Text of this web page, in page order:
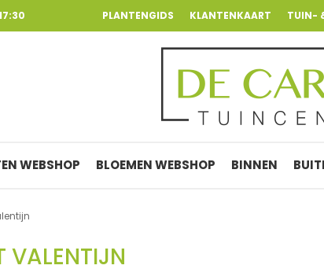
PLANTENGIDS KLANTENKAART TUIN-
WEBSHOP BLOEMEN WEBSHOP BINNEN
VALENTIJN